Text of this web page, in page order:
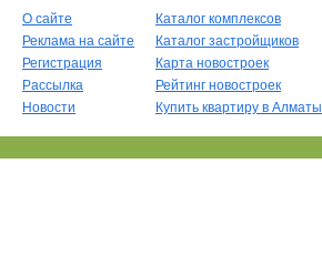
О сайте
Реклама на сайте
Регистрация
Рассылка
Новости
Каталог комплексов
Каталог застройщиков
Карта новостроек
Рейтинг новостроек
Купить квартиру в Алматы